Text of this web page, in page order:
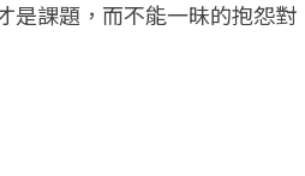
是課題，而不能一昧的抱怨對